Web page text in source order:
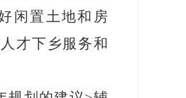
闲置土地和房
才下乡服务和